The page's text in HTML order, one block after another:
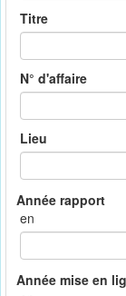
Titre
N° d'affaire
Lieu
en